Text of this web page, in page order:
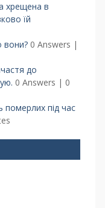
хрещена в
їй
вони? 0 Answers |
до
0 Answers | 0
під час